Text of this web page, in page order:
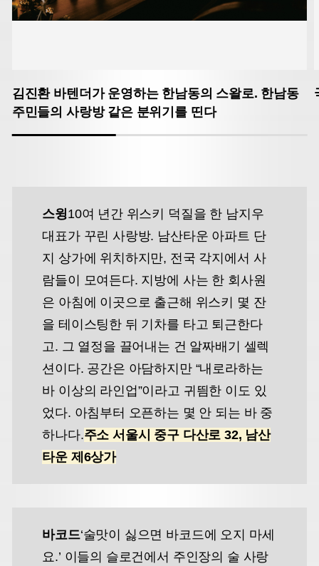
김진환 바텐더가 운영하는 한남동의 스왈로. 한남동
주민들의 사랑방 같은 분위기를 띤다
스윙10여 년간 위스키 덕질을 한 남지우
대표가 꾸린 사랑방. 남산타운 아파트 단
지 상가에 위치하지만, 전국 각지에서 사
람들이 모여든다. 지방에 사는 한 회사원
은 아침에 이곳으로 출근해 위스키 몇 잔
을 테이스팅한 뒤 기차를 타고 퇴근한다
고. 그 열정을 끌어내는 건 알짜배기 셀렉
션이다. 공간은 아담하지만 “내로라하는
바 이상의 라인업”이라고 귀띔한 이도 있
었다. 아침부터 오픈하는 몇 안 되는 바 중
하나다.주소 서울시 중구 다산로 32, 남산
타운 제6상가
바코드‘술맛이 싫으면 바코드에 오지 마세
요.’ 이들의 슬로건에서 주인장의 술 사랑